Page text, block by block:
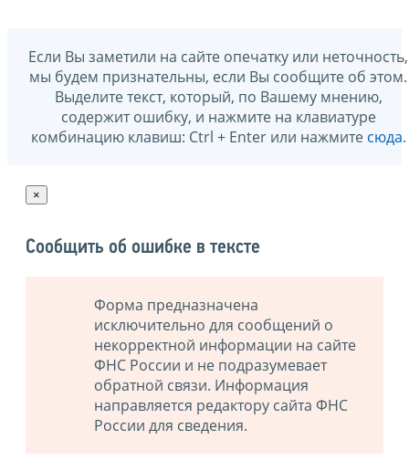
Если Вы заметили на сайте опечатку или неточность,
мы будем признательны, если Вы сообщите об этом.
Выделите текст, который, по Вашему мнению,
содержит ошибку, и нажмите на клавиатуре
комбинацию клавиш: Ctrl + Enter или нажмите сюда.
×
Сообщить об ошибке в тексте
Форма предназначена
исключительно для сообщений о
некорректной информации на сайте
ФНС России и не подразумевает
обратной связи. Информация
направляется редактору сайта ФНС
России для сведения.